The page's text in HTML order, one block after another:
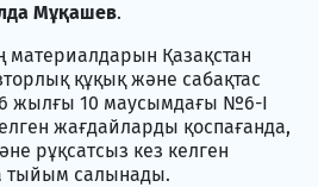
Мұқашев.
Қазақстан
құқық және сабақтас
жылғы 10 маусымдағы №6-I
жағдайларды қоспағанда,
рұқсатсыз кез келген
тыйым салынады.